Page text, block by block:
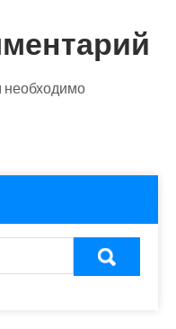
необходимо